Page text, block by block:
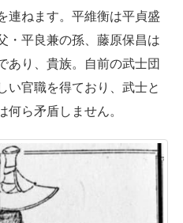
連ねます。平維衡は平貞盛
・平良兼の孫、藤原保昌は
あり、貴族。自前の武士団
い官職を得ており、武士と
何ら矛盾しません。